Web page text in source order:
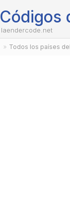
Códigos
laendercode.net
Todos los países